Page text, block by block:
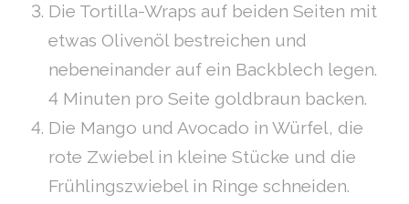
Die Tortilla-Wraps auf beiden Seiten mit
etwas Olivenöl bestreichen und
nebeneinander auf ein Backblech legen.
4 Minuten pro Seite goldbraun backen.
Die Mango und Avocado in Würfel, die
rote Zwiebel in kleine Stücke und die
Frühlingszwiebel in Ringe schneiden.